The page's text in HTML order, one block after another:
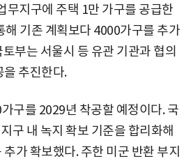
무지구에 주택 1만 가구를 공급한
해 기존 계획보다 4000가구를 추가
부는 서울시 등 유관 기관과 협의
추진한다.
구를 2029년 착공할 예정이다. 국
구 내 녹지 확보 기준을 합리화해
가 확보했다. 주한 미군 반환 부지